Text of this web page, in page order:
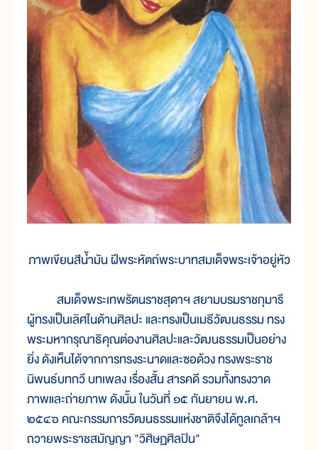
ภาพเขียนสีน้ำมัน ฝีพระหัตถ์พระบาทสมเด็จพระเจ้าอยู่หัว
สมเด็จพระเทพรัตนราชสุดาฯ สยามบรมราชกุมารี
ผู้ทรงเป็นเลิศในด้านศิลปะ และทรงเป็นเมธีวัฒนธรรม ทรง
พระมหากรุณาธิคุณต่องานศิลปะและวัฒนธรรมเป็นอย่าง
ยิ่ง ดังเห็นได้จากการทรงระนาดและซอด้วง ทรงพระราช
นิพนธ์บทกวี บทเพลง เรื่องสั้น สารคดี รวมทั้งทรงวาด
ภาพและถ่ายภาพ ดังนั้น ในวันที่ ๑๕ กันยายน พ.ศ.
๒๕๔๖ คณะกรรมการวัฒนธรรมแห่งชาติจึงได้ทูลเกล้าฯ
ถวายพระราชสมัญญา "วิศิษฏศิลปิน"